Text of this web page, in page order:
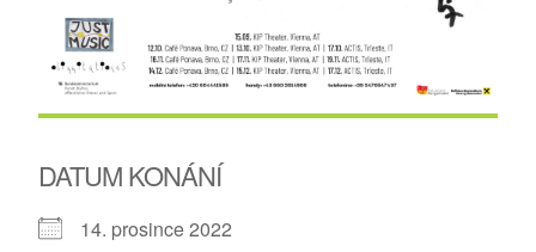
DATUM KONÁNÍ
14. prosince 2022